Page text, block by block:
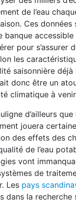
de l’eau
Ces données
banque
pour s’assurer
les
saisonnière déjà
donc être un
climatique à
d’ailleurs que
jouera
des effets des
de l’eau
vont
de
Les pays
dans la recherche